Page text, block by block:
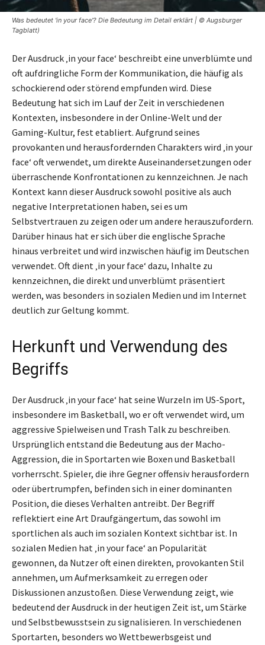
Was bedeutet 'in your face'? Die Bedeutung im Detail erklärt | © Augsburger
Tagblatt)
Der Ausdruck ‚in your face‘ beschreibt eine unverblümte und
oft aufdringliche Form der Kommunikation, die häufig als
schockierend oder störend empfunden wird. Diese
Bedeutung hat sich im Lauf der Zeit in verschiedenen
Kontexten, insbesondere in der Online-Welt und der
Gaming-Kultur, fest etabliert. Aufgrund seines
provokanten und herausfordernden Charakters wird ‚in your
face‘ oft verwendet, um direkte Auseinandersetzungen oder
überraschende Konfrontationen zu kennzeichnen. Je nach
Kontext kann dieser Ausdruck sowohl positive als auch
negative Interpretationen haben, sei es um
Selbstvertrauen zu zeigen oder um andere herauszufordern.
Darüber hinaus hat er sich über die englische Sprache
hinaus verbreitet und wird inzwischen häufig im Deutschen
verwendet. Oft dient ‚in your face‘ dazu, Inhalte zu
kennzeichnen, die direkt und unverblümt präsentiert
werden, was besonders in sozialen Medien und im Internet
deutlich zur Geltung kommt.
Herkunft und Verwendung des
Begriffs
Der Ausdruck ‚in your face‘ hat seine Wurzeln im US-Sport,
insbesondere im Basketball, wo er oft verwendet wird, um
aggressive Spielweisen und Trash Talk zu beschreiben.
Ursprünglich entstand die Bedeutung aus der Macho-
Aggression, die in Sportarten wie Boxen und Basketball
vorherrscht. Spieler, die ihre Gegner offensiv herausfordern
oder übertrumpfen, befinden sich in einer dominanten
Position, die dieses Verhalten antreibt. Der Begriff
reflektiert eine Art Draufgängertum, das sowohl im
sportlichen als auch im sozialen Kontext sichtbar ist. In
sozialen Medien hat ‚in your face‘ an Popularität
gewonnen, da Nutzer oft einen direkten, provokanten Stil
annehmen, um Aufmerksamkeit zu erregen oder
Diskussionen anzustoßen. Diese Verwendung zeigt, wie
bedeutend der Ausdruck in der heutigen Zeit ist, um Stärke
und Selbstbewusstsein zu signalisieren. In verschiedenen
Sportarten, besonders wo Wettbewerbsgeist und